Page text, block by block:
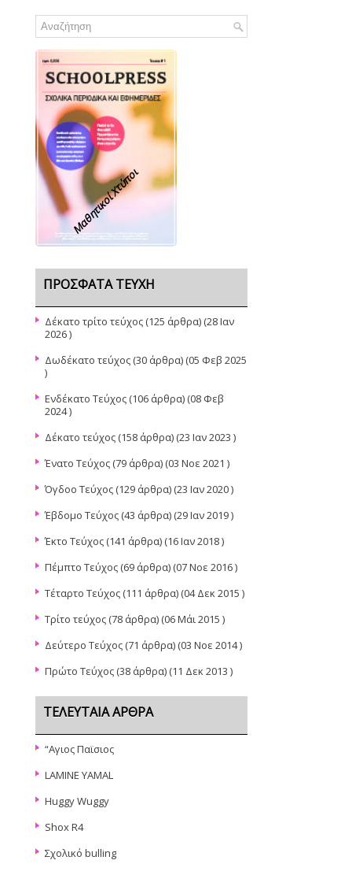
Μαθητικοί Χτύποι
ΠΡΌΣΦΑΤΑ ΤΕΎΧΗ
Δέκατο τρίτο τεύχος (125 άρθρα) (28 Ιαν
2026 )
Δωδέκατο τεύχος (30 άρθρα) (05 Φεβ 2025
)
Ενδέκατο Τεύχος (106 άρθρα) (08 Φεβ
2024 )
Δέκατο τεύχος (158 άρθρα) (23 Ιαν 2023 )
Ένατο Τεύχος (79 άρθρα) (03 Νοε 2021 )
Όγδοο Τεύχος (129 άρθρα) (23 Ιαν 2020 )
Έβδομο Τεύχος (43 άρθρα) (29 Ιαν 2019 )
Έκτο Τεύχος (141 άρθρα) (16 Ιαν 2018 )
Πέμπτο Τεύχος (69 άρθρα) (07 Νοε 2016 )
Τέταρτο Τεύχος (111 άρθρα) (04 Δεκ 2015 )
Τρίτο τεύχος (78 άρθρα) (06 Μάι 2015 )
Δεύτερο Τεύχος (71 άρθρα) (03 Νοε 2014 )
Πρώτο Τεύχος (38 άρθρα) (11 Δεκ 2013 )
ΤΕΛΕΥΤΑΊΑ ΆΡΘΡΑ
“Αγιος Παϊσιος
LAMINE YAMAL
Huggy Wuggy
Shox R4
Σχολικό bulling